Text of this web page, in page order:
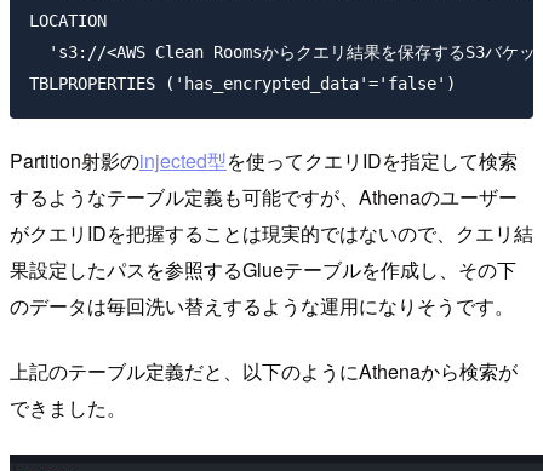
LOCATION
's3://<AWS Clean Roomsからクエリ結果を保存するS3バケ
Partition射影のinjected型を使ってクエリIDを指定して検索
するようなテーブル定義も可能ですが、Athenaのユーザー
がクエリIDを把握することは現実的ではないので、クエリ結
果設定したパスを参照するGlueテーブルを作成し、その下
のデータは毎回洗い替えするような運用になりそうです。
上記のテーブル定義だと、以下のようにAthenaから検索が
できました。